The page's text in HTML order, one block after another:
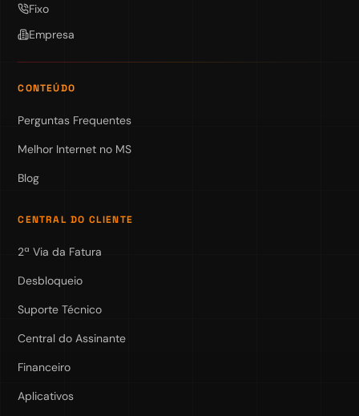
Fixo
Empresa
CONTEÚDO
Perguntas Frequentes
Melhor Internet no MS
Blog
CENTRAL DO CLIENTE
2ª Via da Fatura
Desbloqueio
Suporte Técnico
Central do Assinante
Financeiro
Aplicativos